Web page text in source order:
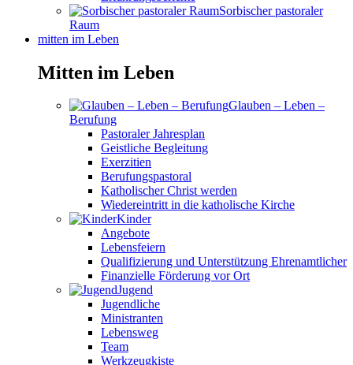
Sorbischer pastoraler
Raum
mitten im Leben
Mitten im Leben
Glauben – Leben –
Berufung
Pastoraler Jahresplan
Geistliche Begleitung
Exerzitien
Berufungspastoral
Katholischer Christ werden
Wiedereintritt in die katholische Kirche
Kinder
Angebote
Lebensfeiern
Qualifizierung und Unterstützung Ehrenamtlicher
Finanzielle Förderung vor Ort
Jugend
Jugendliche
Ministranten
Lebensweg
Team
Werkzeugkiste